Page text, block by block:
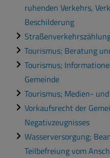
ruhenden Verkehrs,
Beschilderung
Tourismus; Beratung
Tourismus;
Gemeinde
Tourismus; Medien-
Vorkaufsrecht der
Negativzeugnisses
Wasserversorgung;
Teilbefreiung vom